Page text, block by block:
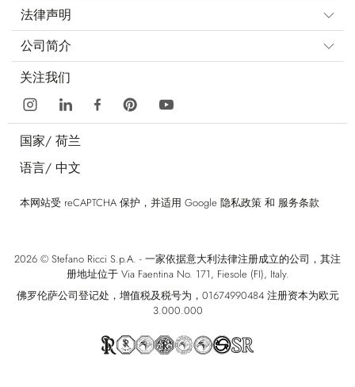
法律声明
公司简介
关注我们
国家/ 荷兰
语言/ 中文
本网站受 reCAPTCHA 保护，并适用 Google 隐私政策 和 服务条款
2026 © Stefano Ricci S.p.A. - 一家依据意大利法律注册成立的公司，其注
册地址位于 Via Faentina No. 171, Fiesole (FI), Italy.
佛罗伦萨公司登记处，增值税及税号为，01674990484 注册资本为欧元
3.000.000